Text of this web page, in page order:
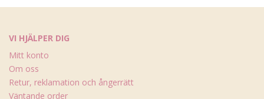
VI HJÄLPER DIG
Mitt konto
Om oss
Retur, reklamation och ångerrätt
Väntande order